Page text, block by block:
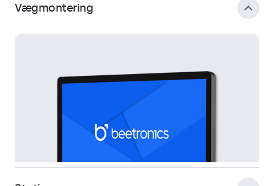
Vægmontering